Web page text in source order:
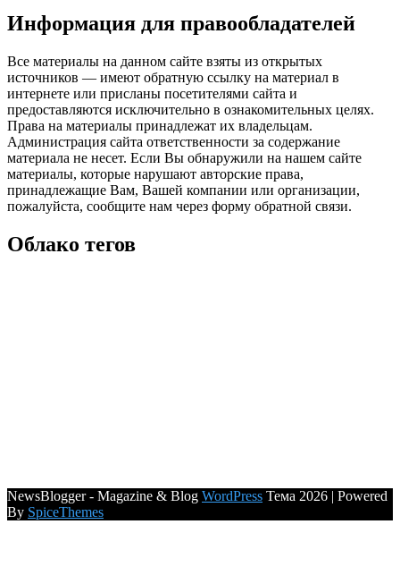
Информация для правообладателей
Все материалы на данном сайте взяты из открытых
источников — имеют обратную ссылку на материал в
интернете или присланы посетителями сайта и
предоставляются исключительно в ознакомительных целях.
Права на материалы принадлежат их владельцам.
Администрация сайта ответственности за содержание
материала не несет. Если Вы обнаружили на нашем сайте
материалы, которые нарушают авторские права,
принадлежащие Вам, Вашей компании или организации,
пожалуйста, сообщите нам через форму обратной связи.
Облако тегов
NewsBlogger - Magazine & Blog WordPress Тема 2026 | Powered
By SpiceThemes